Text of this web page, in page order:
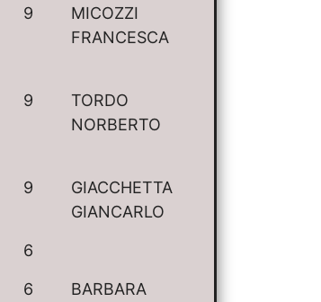
9
MICOZZI
FRANCESCA
9
TORDO
NORBERTO
9
GIACCHETTA
GIANCARLO
6
6
BARBARA